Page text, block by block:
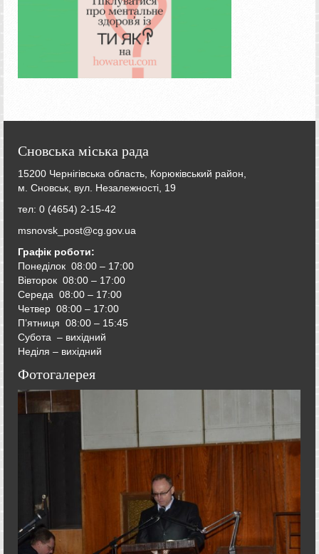
Сновська міська рада
15200 Чернігівська область, Корюківський район,
м. Сновськ, вул. Незалежності, 19
тел: 0 (4654) 2-15-42
msnovsk_post@cg.gov.ua
Графік роботи:
Понеділок 08:00 – 17:00
Вівторок 08:00 – 17:00
Середа 08:00 – 17:00
Четвер 08:00 – 17:00
П’ятниця 08:00 – 15:45
Субота – вихідний
Неділя – вихідний
Фотогалерея